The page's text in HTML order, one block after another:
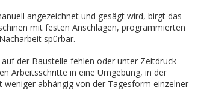
angezeichnet und gesägt wird, birgt das
mit festen Anschlägen, programmierten
spürbar.
der Baustelle fehlen oder unter Zeitdruck
Arbeitsschritte in eine Umgebung, in der
abhängig von der Tagesform einzelner